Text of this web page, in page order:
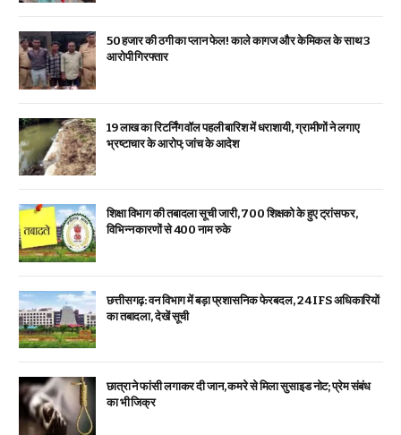
₹50 हजार की ठगी का प्लान फेल! काले कागज और केमिकल के साथ 3
आरोपी गिरफ्तार
19 लाख का रिटर्निंग वॉल पहली बारिश में धराशायी, ग्रामीणों ने लगाए
भ्रष्टाचार के आरोप; जांच के आदेश
शिक्षा विभाग की तबादला सूची जारी, 700 शिक्षको के हुए ट्रांसफर,
विभिन्न कारणों से 400 नाम रुके
छत्तीसगढ़: वन विभाग में बड़ा प्रशासनिक फेरबदल, 24 IFS अधिकारियों
का तबादला, देखें सूची
छात्रा ने फांसी लगाकर दी जान, कमरे से मिला सुसाइड नोट; प्रेम संबंध
का भी जिक्र